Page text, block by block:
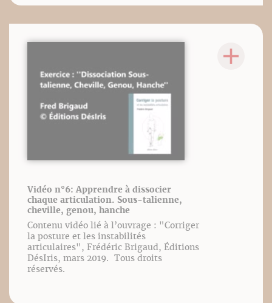
Vidéo n°6: Apprendre à dissocier
chaque articulation. Sous-talienne,
cheville, genou, hanche
Contenu vidéo lié à l’ouvrage : "Corriger
la posture et les instabilités
articulaires", Frédéric Brigaud, Éditions
DésIris, mars 2019. Tous droits
réservés.